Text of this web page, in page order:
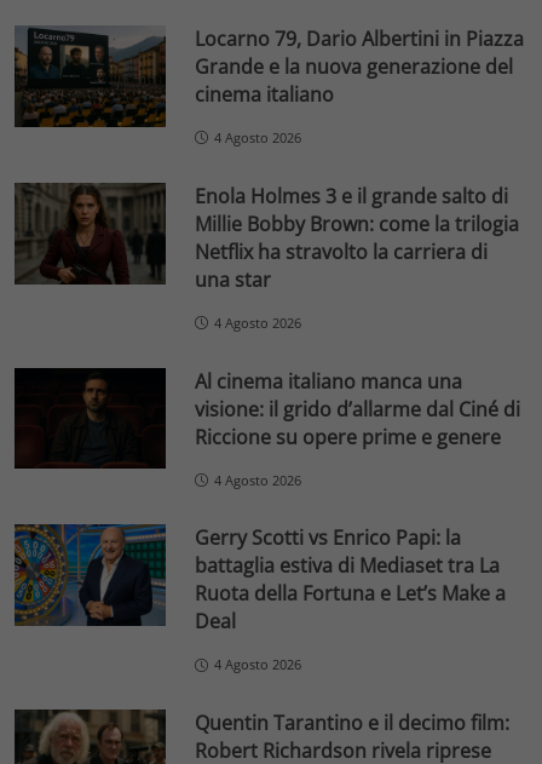
Locarno 79, Dario Albertini in Piazza
Grande e la nuova generazione del
cinema italiano
4 Agosto 2026
Enola Holmes 3 e il grande salto di
Millie Bobby Brown: come la trilogia
Netflix ha stravolto la carriera di
una star
4 Agosto 2026
Al cinema italiano manca una
visione: il grido d’allarme dal Ciné di
Riccione su opere prime e genere
4 Agosto 2026
Gerry Scotti vs Enrico Papi: la
battaglia estiva di Mediaset tra La
Ruota della Fortuna e Let’s Make a
Deal
4 Agosto 2026
Quentin Tarantino e il decimo film:
Robert Richardson rivela riprese